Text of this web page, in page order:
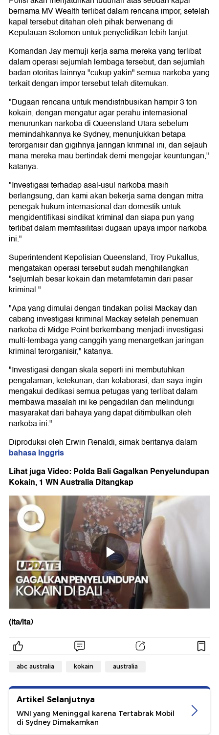
bernama MV Wealth terlibat dalam rencana impor, setelah
kapal tersebut ditahan oleh pihak berwenang di
Kepulauan Solomon untuk penyelidikan lebih lanjut.
Komandan Jay memuji kerja sama mereka yang terlibat
dalam operasi sejumlah lembaga tersebut, dan sejumlah
badan otoritas lainnya "cukup yakin" semua narkoba yang
terkait dengan impor tersebut telah ditemukan.
"Dugaan rencana untuk mendistribusikan hampir 3 ton
kokain, dengan mengatur agar perahu internasional
menurunkan narkoba di Queensland Utara sebelum
memindahkannya ke Sydney, menunjukkan betapa
terorganisir dan gigihnya jaringan kriminal ini, dan sejauh
mana mereka mau bertindak demi mengejar keuntungan,"
katanya.
"Investigasi terhadap asal-usul narkoba masih
berlangsung, dan kami akan bekerja sama dengan mitra
penegak hukum internasional dan domestik untuk
mengidentifikasi sindikat kriminal dan siapa pun yang
terlibat dalam memfasilitasi dugaan upaya impor narkoba
ini."
Superintendent Kepolisian Queensland, Troy Pukallus,
mengatakan operasi tersebut sudah menghilangkan
"sejumlah besar kokain dan metamfetamin dari pasar
kriminal."
"Apa yang dimulai dengan tindakan polisi Mackay dan
cabang investigasi kriminal Mackay setelah penemuan
narkoba di Midge Point berkembang menjadi investigasi
multi-lembaga yang canggih yang menargetkan jaringan
kriminal terorganisir," katanya.
"Investigasi dengan skala seperti ini membutuhkan
pengalaman, ketekunan, dan kolaborasi, dan saya ingin
mengakui dedikasi semua petugas yang terlibat dalam
membawa masalah ini ke pengadilan dan melindungi
masyarakat dari bahaya yang dapat ditimbulkan oleh
narkoba ini."
Diproduksi oleh Erwin Renaldi, simak beritanya dalam
bahasa Inggris
Lihat juga Video: Polda Bali Gagalkan Penyelundupan
Kokain, 1 WN Australia Ditangkap
(ita/ita)
abc australia kokain australia
Artikel Selanjutnya
WNI yang Meninggal karena Tertabrak Mobil
di Sydney Dimakamkan